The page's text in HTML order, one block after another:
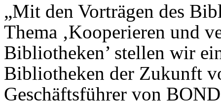
„Mit den Vorträgen des
Thema ‚Kooperieren und
Bibliotheken’ stellen wir
Bibliotheken der Zukunft
Geschäftsführer von